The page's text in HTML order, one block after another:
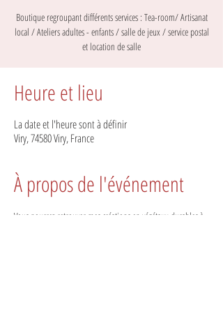
Boutique regroupant différents services : Tea-room/ Artisanat
local / Ateliers adultes - enfants / salle de jeux / service postal
et location de salle
Heure et lieu
La date et l'heure sont à définir
Viry, 74580 Viry, France
À propos de l'événement
Vous pourrez retrouver mes créations en végétaux durables à